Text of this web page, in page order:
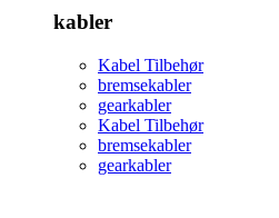
kabler
Kabel Tilbehør
bremsekabler
gearkabler
Kabel Tilbehør
bremsekabler
gearkabler